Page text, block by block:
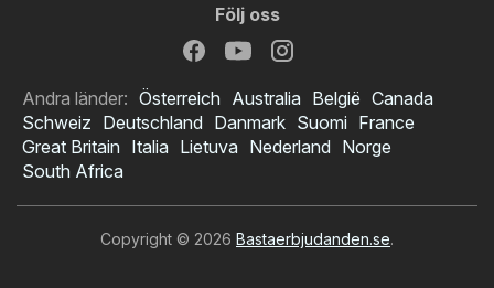
Följ oss
Andra länder: Österreich Australia België Canada
Schweiz Deutschland Danmark Suomi France
Great Britain Italia Lietuva Nederland Norge
South Africa
Copyright © 2026 Bastaerbjudanden.se.